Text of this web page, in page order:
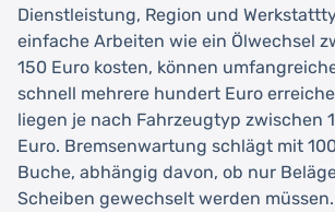
Dienstleistung, Region und
einfache Arbeiten wie ein Ölwechsel
150 Euro kosten, können
schnell mehrere hundert Euro
liegen je nach Fahrzeugtyp zwischen
Euro. Bremsenwartung schlägt mit
Buche, abhängig davon, ob nur
Scheiben gewechselt werden müssen.